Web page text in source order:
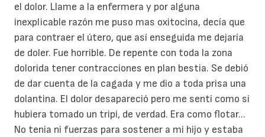
el dolor. Llame a la enfermera y por alguna
inexplicable razón me puso mas oxitocina, decía que
para contraer el útero, que así enseguida me dejaría
de doler. Fue horrible. De repente con toda la zona
dolorida tener contracciones en plan bestia. Se debió
de dar cuenta de la cagada y me dio a toda prisa una
dolantina. El dolor desapareció pero me sentí como si
hubiera tomado un tripi, de verdad. Era como flotar...
No tenia ni fuerzas para sostener a mi hijo y estaba